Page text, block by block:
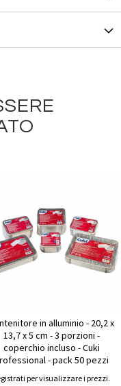
in alluminio - 20,2 x
13,7 x 5 cm - 3 porzioni -
coperchio incluso - Cuki
- pack 50 pezzi
per visualizzare i prezzi.